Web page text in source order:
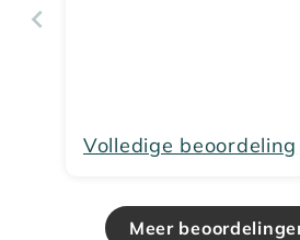
Volledige beoordeling
Meer